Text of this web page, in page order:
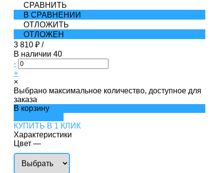
СРАВНИТЬ
В СРАВНЕНИИ
ОТЛОЖИТЬ
ОТЛОЖЕН
3 810 ₽ /
В наличии 40
-
+
×
Выбрано максимальное количество, доступное для
заказа
В корзину
КУПИТЬ В 1 КЛИК
Характеристики
Цвет —